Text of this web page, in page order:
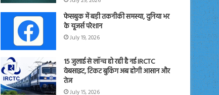
फेसबुक में बड़ी तकनीकी समस्या, दुनिया भर
के यूजर्स परेशान
July 19, 2026
15 जुलाई से लॉन्च हो रही है नई IRCTC
वेबसाइट, टिकट बुकिंग अब होगी आसान और
तेज
July 15, 2026